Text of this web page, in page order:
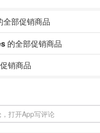
全部促销商品
的全部促销商品
销商品
打开App写评论